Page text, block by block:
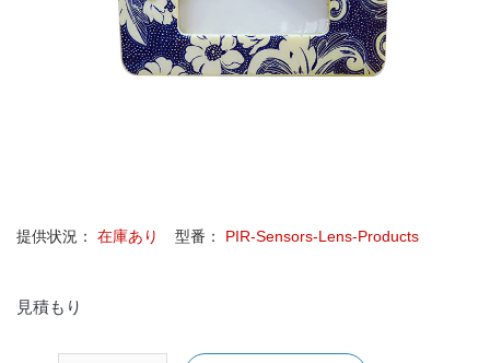
提供状況： 在庫あり 型番： PIR-Sensors-Lens-Products
見積もり